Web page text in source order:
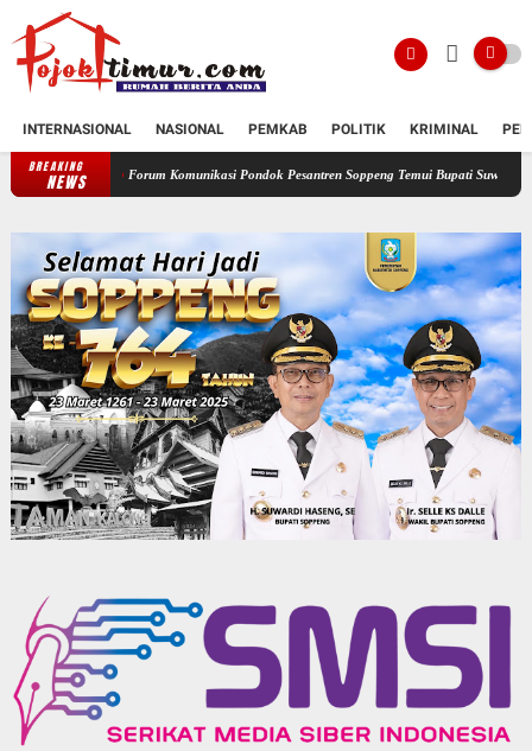
INTERNASIONAL NASIONAL PEMKAB POLITIK KRIMINAL
BREAKING
NEWS
Forum Komunikasi Pondok Pesantren Soppeng Temui Bupati Suwardi Haseng